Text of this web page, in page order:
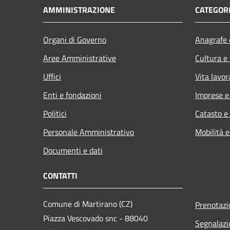
AMMINISTRAZIONE
Organi di Governo
Aree Amministrative
Uffici
Enti e fondazioni
Politici
Personale Amministrativo
Documenti e dati
Cultura
Vita
Imprese
Catasto
Mobilità
CONTATTI
Comune di Martirano (CZ)
Piazza Vescovado snc - 88040